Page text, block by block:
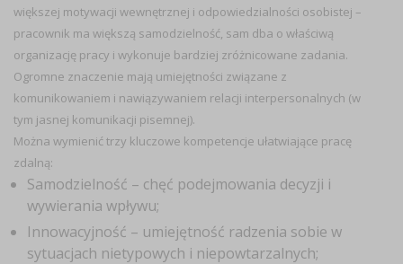
większej motywacji wewnętrznej i odpowiedzialności osobistej –
pracownik ma większą samodzielność, sam dba o właściwą
organizację pracy i wykonuje bardziej zróżnicowane zadania.
Ogromne znaczenie mają umiejętności związane z
komunikowaniem i nawiązywaniem relacji interpersonalnych (w
tym jasnej komunikacji pisemnej).
Można wymienić trzy kluczowe kompetencje ułatwiające pracę
zdalną:
Samodzielność – chęć podejmowania decyzji i
wywierania wpływu;
Innowacyjność – umiejętność radzenia sobie w
sytuacjach nietypowych i niepowtarzalnych;